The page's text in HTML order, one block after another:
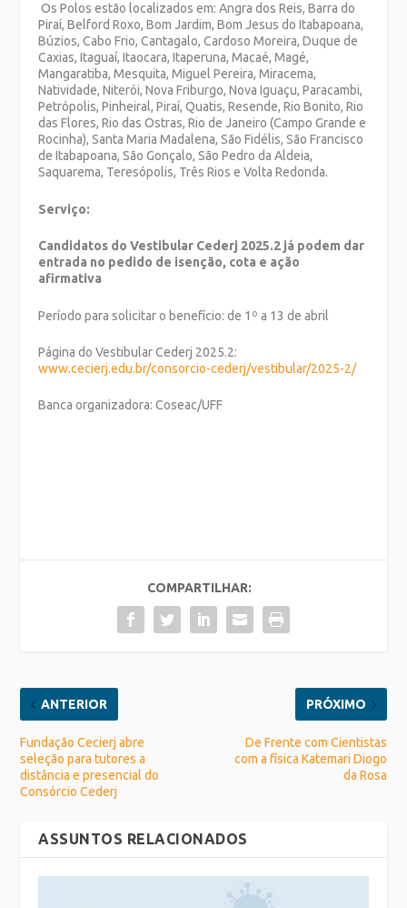
Os Polos estão localizados em: Angra dos Reis, Barra do
Piraí, Belford Roxo, Bom Jardim, Bom Jesus do Itabapoana,
Búzios, Cabo Frio, Cantagalo, Cardoso Moreira, Duque de
Caxias, Itaguaí, Itaocara, Itaperuna, Macaé, Magé,
Mangaratiba, Mesquita, Miguel Pereira, Miracema,
Natividade, Niterói, Nova Friburgo, Nova Iguaçu, Paracambi,
Petrópolis, Pinheiral, Piraí, Quatis, Resende, Rio Bonito, Rio
das Flores, Rio das Ostras, Rio de Janeiro (Campo Grande e
Rocinha), Santa Maria Madalena, São Fidélis, São Francisco
de Itabapoana, São Gonçalo, São Pedro da Aldeia,
Saquarema, Teresópolis, Três Rios e Volta Redonda.
Serviço:
Candidatos do Vestibular Cederj 2025.2 já podem dar
entrada no pedido de isenção, cota e ação
afirmativa
Período para solicitar o benefício: de 1º a 13 de abril
Página do Vestibular Cederj 2025.2:
www.cecierj.edu.br/consorcio-cederj/vestibular/2025-2/
Banca organizadora: Coseac/UFF
COMPARTILHAR:
ANTERIOR
Fundação Cecierj abre
seleção para tutores a
distância e presencial do
Consórcio Cederj
PRÓXIMO
De Frente com Cientistas
com a física Katemari Diogo
da Rosa
ASSUNTOS RELACIONADOS